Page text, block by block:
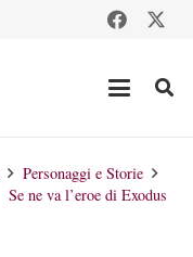
Personaggi e Storie
Se ne va l’eroe di Exodus